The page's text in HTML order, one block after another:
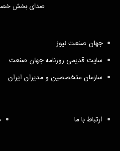
صدای بخش
جهان صنعت نیوز
سایت قدیمی روزنامه جهان صنعت
سازمان متخصصین و مدیران ایران
ارتباط با ما